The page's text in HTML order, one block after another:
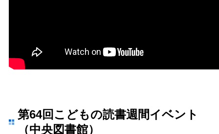
第64回こどもの読書週間イベント
（中央図書館）